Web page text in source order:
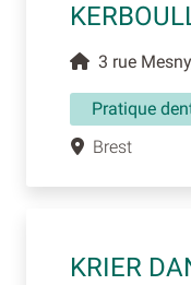
3 rue
Pratique
Brest
KRIER